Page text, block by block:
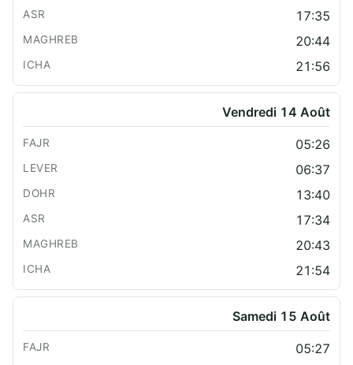
17:35
20:44
21:56
Vendredi 14 Août
05:26
06:37
13:40
17:34
20:43
21:54
Samedi 15 Août
05:27